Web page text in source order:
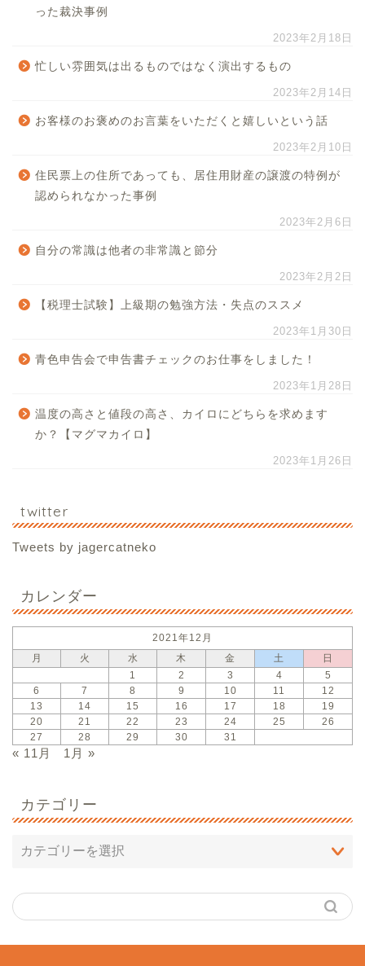
った裁決事例
2023年2月18日
忙しい雰囲気は出るものではなく演出するもの
2023年2月14日
お客様のお褒めのお言葉をいただくと嬉しいという話
2023年2月10日
住民票上の住所であっても、居住用財産の譲渡の特例が
認められなかった事例
2023年2月6日
自分の常識は他者の非常識と節分
2023年2月2日
【税理士試験】上級期の勉強方法・失点のススメ
2023年1月30日
青色申告会で申告書チェックのお仕事をしました！
2023年1月28日
温度の高さと値段の高さ、カイロにどちらを求めます
か？【マグマカイロ】
2023年1月26日
twitter
Tweets by jagercatneko
カレンダー
2021年12月
月
火 水 木 金 土
日
1
2 3 4
5
6
7 8 9 10 11
12
13
14 15 16 17 18
19
20
21 22 23 24 25
26
27
28 29 30 31
« 11月 1月 »
カテゴリー